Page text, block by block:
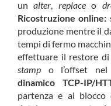
unalter, replaceo
Ricostruzione online:
produzione mentre il
tempi di fermo
effettuare il restore di
stamp o l’offset nel
dinamico TCP-IP/
partenza e al blocco